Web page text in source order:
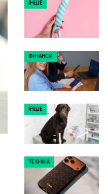
ІНШЕ
ФІНАНСИ
ІНШЕ
ТЕХНІКА